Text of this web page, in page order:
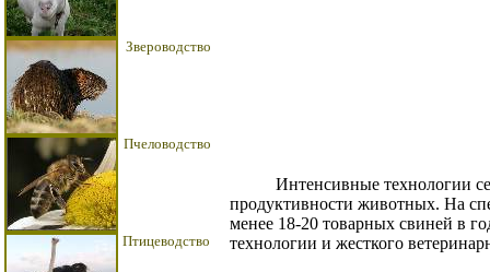
Звероводство
Пчеловодство
Птицеводство
Интенсивные технологии
продуктивности животных. На
менее 18-20 товарных свиней в
технологии и жесткого